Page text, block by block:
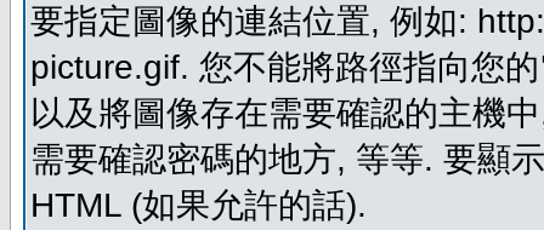
要指定圖像的連結位置, 例如:
picture.gif. 您不能將路徑指向您
以及將圖像存在需要確認的主機
需要確認密碼的地方, 等等. 要顯
HTML (如果允許的話).